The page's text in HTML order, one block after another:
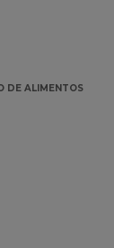
DE ALIMENTOS